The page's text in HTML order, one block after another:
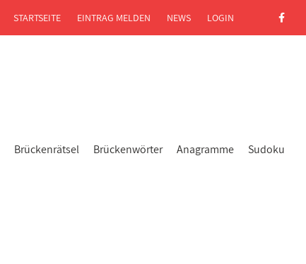
Brückenrätsel Brückenwörter Anagramme Sudoku
STARTSEITE EINTRAG MELDEN NEWS LOGIN